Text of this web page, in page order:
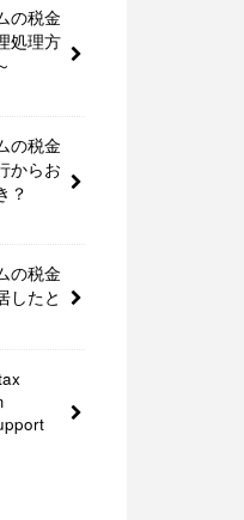
の税金
処理方
の税金
からお
？
の税金
したと